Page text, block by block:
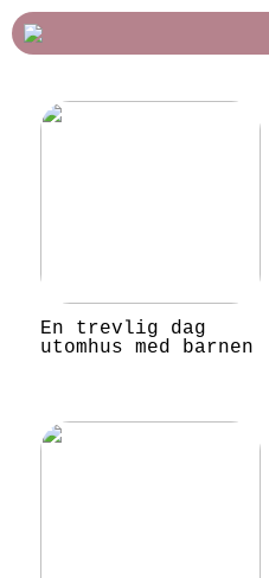
En trevlig dag
utomhus med barnen